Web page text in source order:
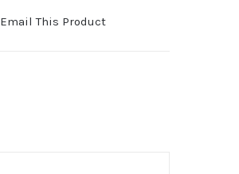
Email This Product